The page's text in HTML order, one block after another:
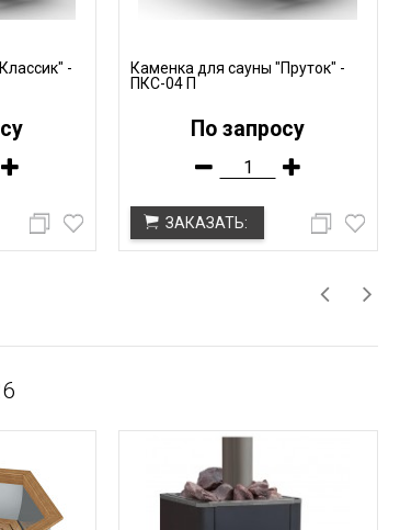
-
Каменка для сауны "Пруток" -
ПКС-04 П
По запросу
ЗАКАЗАТЬ: